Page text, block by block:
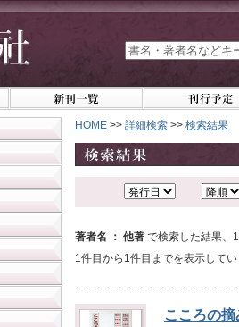
HOME >> 詳細検索 >> 検索結果
著者名 ： 他著 で検索した結果、
1件目から1件目までを表示して
こころの摘